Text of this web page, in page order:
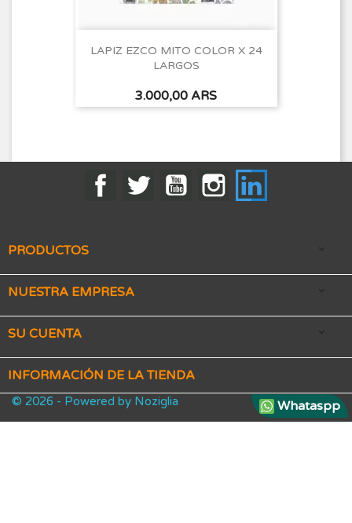
LAPIZ EZCO MITO COLOR X 24
LARGOS
Precio
3.000,00 ARS
FacebookTwitter YouTubeInstagram
PRODUCTOS 
NUESTRA EMPRESA 
SU CUENTA 
INFORMACIÓN DE LA TIENDA
Whataspp
© 2026 - Powered by Noziglia